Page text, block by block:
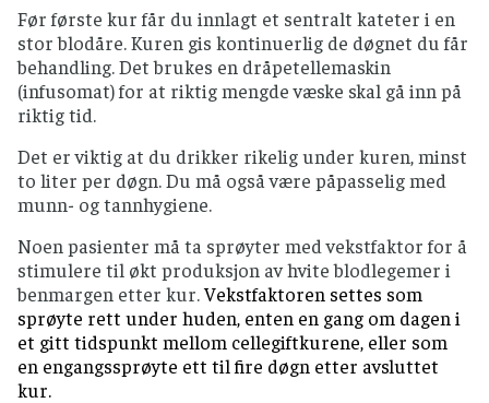
Før første kur får du innlagt et sentralt kateter i en
stor blodåre. Kuren gis kontinuerlig de døgnet du får
behandling. Det brukes en dråpetellemaskin
(infusomat) for at riktig mengde væske skal gå inn på
riktig tid.
Det er viktig at du drikker rikelig under kuren, minst
to liter per døgn. Du må også være påpasselig med
munn- og tannhygiene.
Noen pasienter må ta sprøyter med vekstfaktor for å
stimulere til økt produksjon av hvite blodlegemer i
benmargen etter kur.Vekstfaktoren settes som
sprøyte rett under huden, enten en gang om dagen i
et gitt tidspunkt mellom cellegiftkurene, eller som
en engangssprøyte ett til fire døgn etter avsluttet
kur.